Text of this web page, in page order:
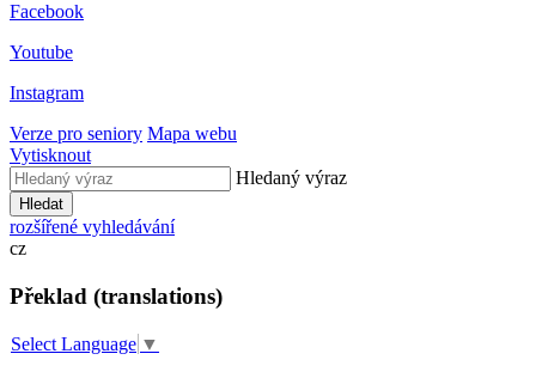
Facebook
Youtube
Instagram
Verze pro seniory Mapa webu
Vytisknout
Hledaný výraz
Hledat
rozšířené vyhledávání
cz
Překlad (translations)
Select Language ▼